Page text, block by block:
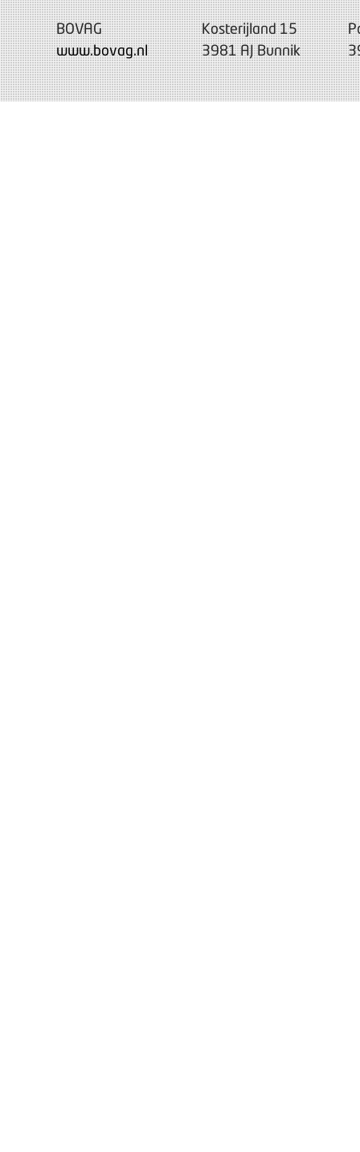
BOVAG
www.bovag.nl
Kosterijland 15
3981 AJ Bunnik